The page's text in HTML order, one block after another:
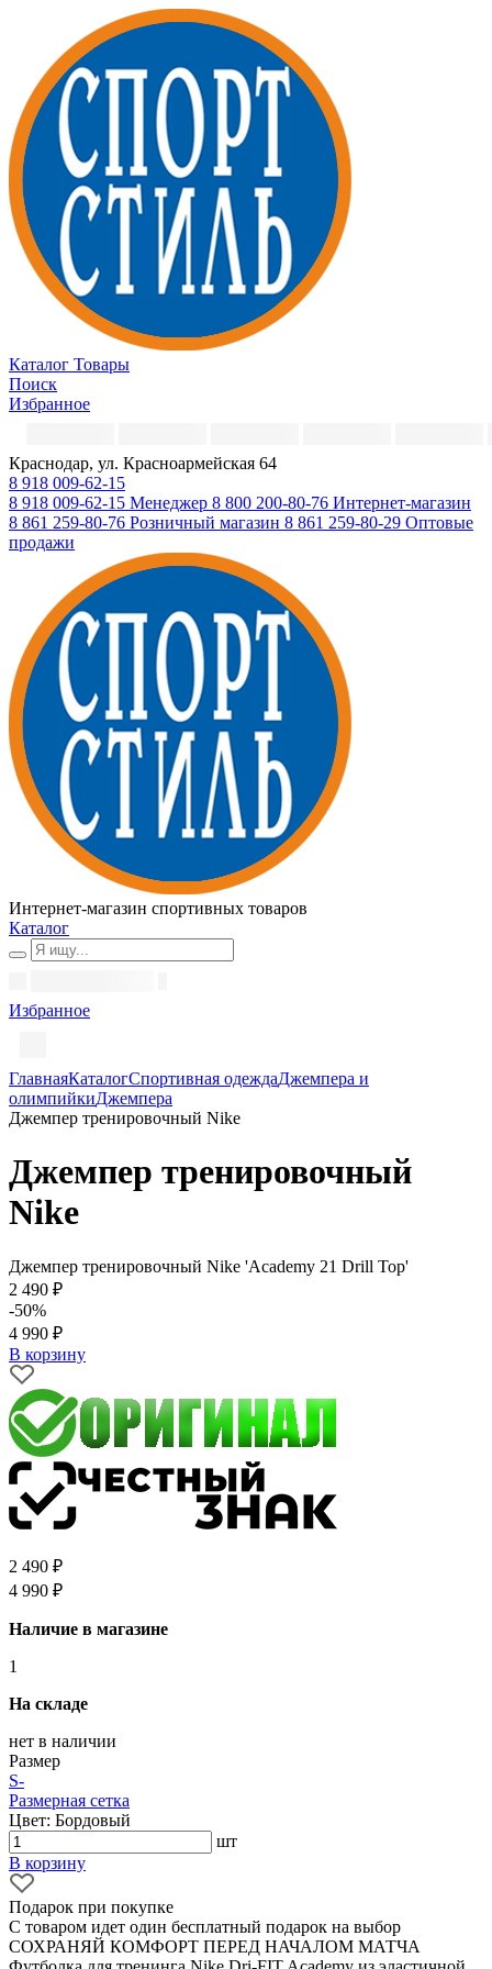
Каталог Товары
Поиск
Избранное
Краснодар, ул. Красноармейская 64
8 918 009-62-15
8 918 009-62-15 Менеджер 8 800 200-80-76 Интернет-магазин
8 861 259-80-76 Розничный магазин 8 861 259-80-29 Оптовые
продажи
Интернет-магазин спортивных товаров
Каталог
Избранное
ГлавнаяКаталогСпортивная одеждаДжемпера и
олимпийкиДжемпера
Джемпер тренировочный Nike
Джемпер тренировочный
Nike
Джемпер тренировочный Nike 'Academy 21 Drill Top'
2 490 ₽
-50%
4 990 ₽
В корзину
2 490 ₽
4 990 ₽
Наличие в магазине
1
На складе
нет в наличии
Размер
S-
Размерная сетка
Цвет: Бордовый
шт
В корзину
Подарок при покупке
С товаром идет один бесплатный подарок на выбор
СОХРАНЯЙ КОМФОРТ ПЕРЕД НАЧАЛОМ МАТЧА